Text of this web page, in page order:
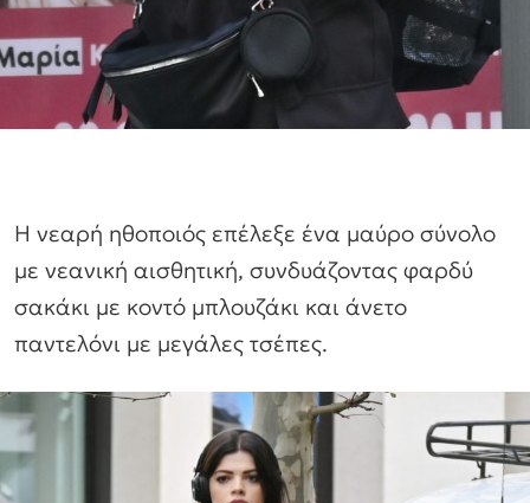
Η νεαρή ηθοποιός επέλεξε ένα μαύρο σύνολο
με νεανική αισθητική, συνδυάζοντας φαρδύ
σακάκι με κοντό μπλουζάκι και άνετο
παντελόνι με μεγάλες τσέπες.